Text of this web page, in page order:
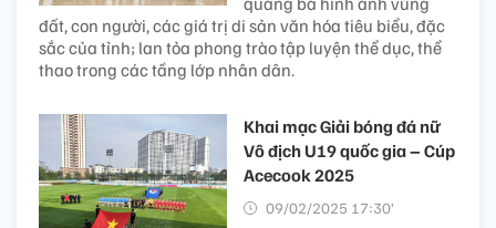
đất, con người, các giá trị di sản văn hóa tiêu biểu, đặc
sắc của tỉnh; lan tỏa phong trào tập luyện thể dục, thể
thao trong các tầng lớp nhân dân.
Khai mạc Giải bóng đá nữ
Vô địch U19 quốc gia – Cúp
Acecook 2025
09/02/2025 17:30’